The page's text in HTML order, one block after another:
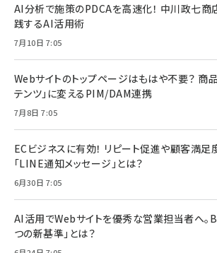
AI分析で施策のPDCAを高速化！ 中川政七
践するAI活用術
7月10日 7:05
Webサイトのトップページはもはや不要？ 商
テンツ」に変えるPIM/DAM連携
7月8日 7:05
ECビジネスに有効！ リピート促進や顧客満足
「LINE通知メッセージ」とは？
6月30日 7:05
AI活用でWebサイトを優秀な営業担当者へ。
つの新基準」とは？